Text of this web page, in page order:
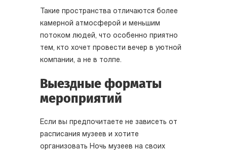
Такие пространства отличаются более
камерной атмосферой и меньшим
потоком людей, что особенно приятно
тем, кто хочет провести вечер в уютной
компании, а не в толпе.
Выездные форматы
мероприятий
Если вы предпочитаете не зависеть от
расписания музеев и хотите
организовать Ночь музеев на своих